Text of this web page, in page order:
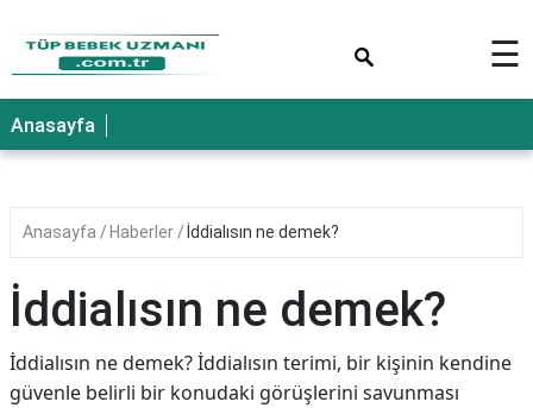
☰
Anasayfa
Anasayfa Haberler İddialısın ne demek?
İddialısın ne demek?
İddialısın ne demek? İddialısın terimi, bir kişinin kendine
güvenle belirli bir konudaki görüşlerini savunması